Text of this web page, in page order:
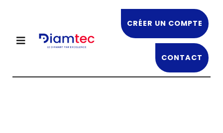
contenu
Toggle
NOS PRODUITS
CRÉER UN COMPTE
CONTACT